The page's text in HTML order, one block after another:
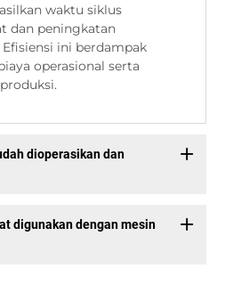
waktu siklus
dan peningkatan
ini berdampak
operasional serta
dioperasikan dan
digunakan dengan mesin